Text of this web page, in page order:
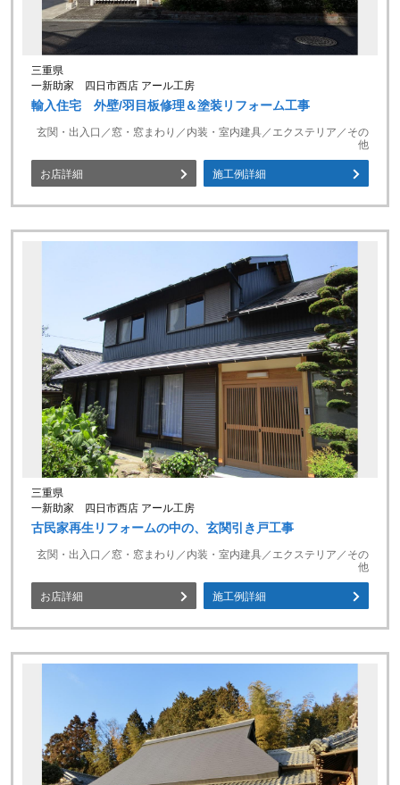
三重県
一新助家 四日市西店 アール工房
輸入住宅 外壁/羽目板修理＆塗装リフォーム工事
玄関・出入口／窓・窓まわり／内装・室内建具／エクステリア／その
他
お店詳細 施工例詳細
三重県
一新助家 四日市西店 アール工房
古民家再生リフォームの中の、玄関引き戸工事
玄関・出入口／窓・窓まわり／内装・室内建具／エクステリア／その
他
お店詳細 施工例詳細